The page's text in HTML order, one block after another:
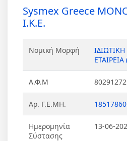
Sysmex Greece
Ι.Κ.Ε.
Νομική Μορφή
ΕΤΑΙΡΕΙΑ
Α.Φ.Μ
Αρ. Γ.Ε.ΜΗ.
Ημερομηνία
Σύστασης
13-06-